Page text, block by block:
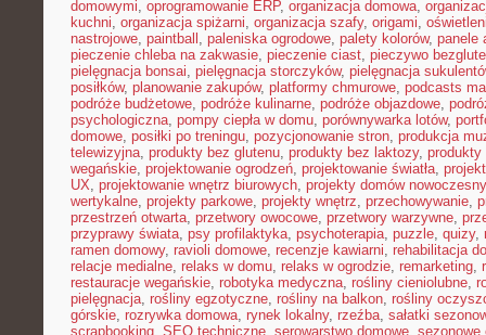
domowymi, oprogramowanie ERP, organizacja domowa,
kuchni, organizacja spiżarni, organizacja szafy, origami,
nastrojowe, paintball , paleniska ogrodowe, palety kolorów, panele
pieczenie chleba na zakwasie, pieczenie ciast, pieczywo
pielęgnacja bonsai, pielęgnacja storczyków, pielęgnacja
posiłków, planowanie zakupów, platformy chmurowe, podcasts
podróże budżetowe, podróże kulinarne, podróże objazdowe,
psychologiczna, pompy ciepła w domu, porównywarka lotów,
domowe, posiłki po treningu, pozycjonowanie stron, produkcja
telewizyjna, produkty bez glutenu, produkty bez laktozy, produkty
wegańskie, projektowanie ogrodzeń, projektowanie światła,
UX, projektowanie wnętrz biurowych, projekty domów
wertykalne, projekty parkowe, projekty wnętrz, przechowywanie,
przestrzeń otwarta, przetwory owocowe, przetwory warzywne,
przyprawy świata, psy profilaktyka, psychoterapia, puzzle, quizy,
ramen domowy, ravioli domowe, recenzje kawiarni, rehabilitacja
relacje medialne, relaks w domu, relaks w ogrodzie, remarketing,
restauracje wegańskie, robotyka medyczna, rośliny cieniolubne,
pielęgnacja, rośliny egzotyczne, rośliny na balkon, rośliny
górskie, rozrywka domowa, rynek lokalny, rzeźba, sałatki
scrapbooking, SEO techniczne, serowarstwo domowe, sezonowe